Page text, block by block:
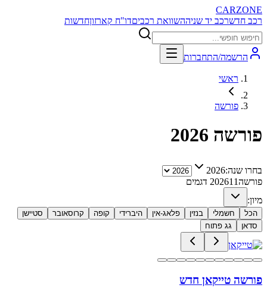
CARZONE
רכב חדשרכב יד שניההשוואת רכביםדו"ח קארזוןחדשות
הרשמה/התחברות
ראשי
פורשה
פורשה 2026
בחרו שנה:2026
פורשה
202611
דגמים
מיון:
הכל חשמלי בנזין פלאג-אין היברידי קופה קרוסאובר
סטיישן
סדאן
גג פתוח
פורשה טייקאן חדש